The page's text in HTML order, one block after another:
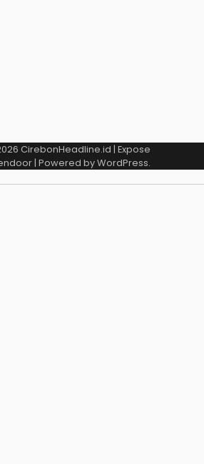
CirebonHeadline.id | Expose
| Powered byWordPress.